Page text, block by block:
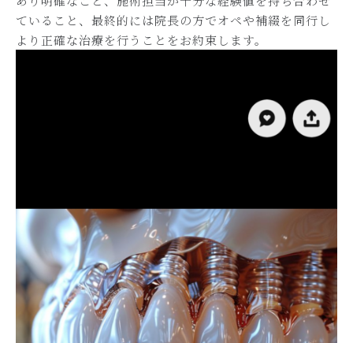
ていること、最終的には院長の方でオペや補綴を同行し
より正確な治療を行うことをお約束します。